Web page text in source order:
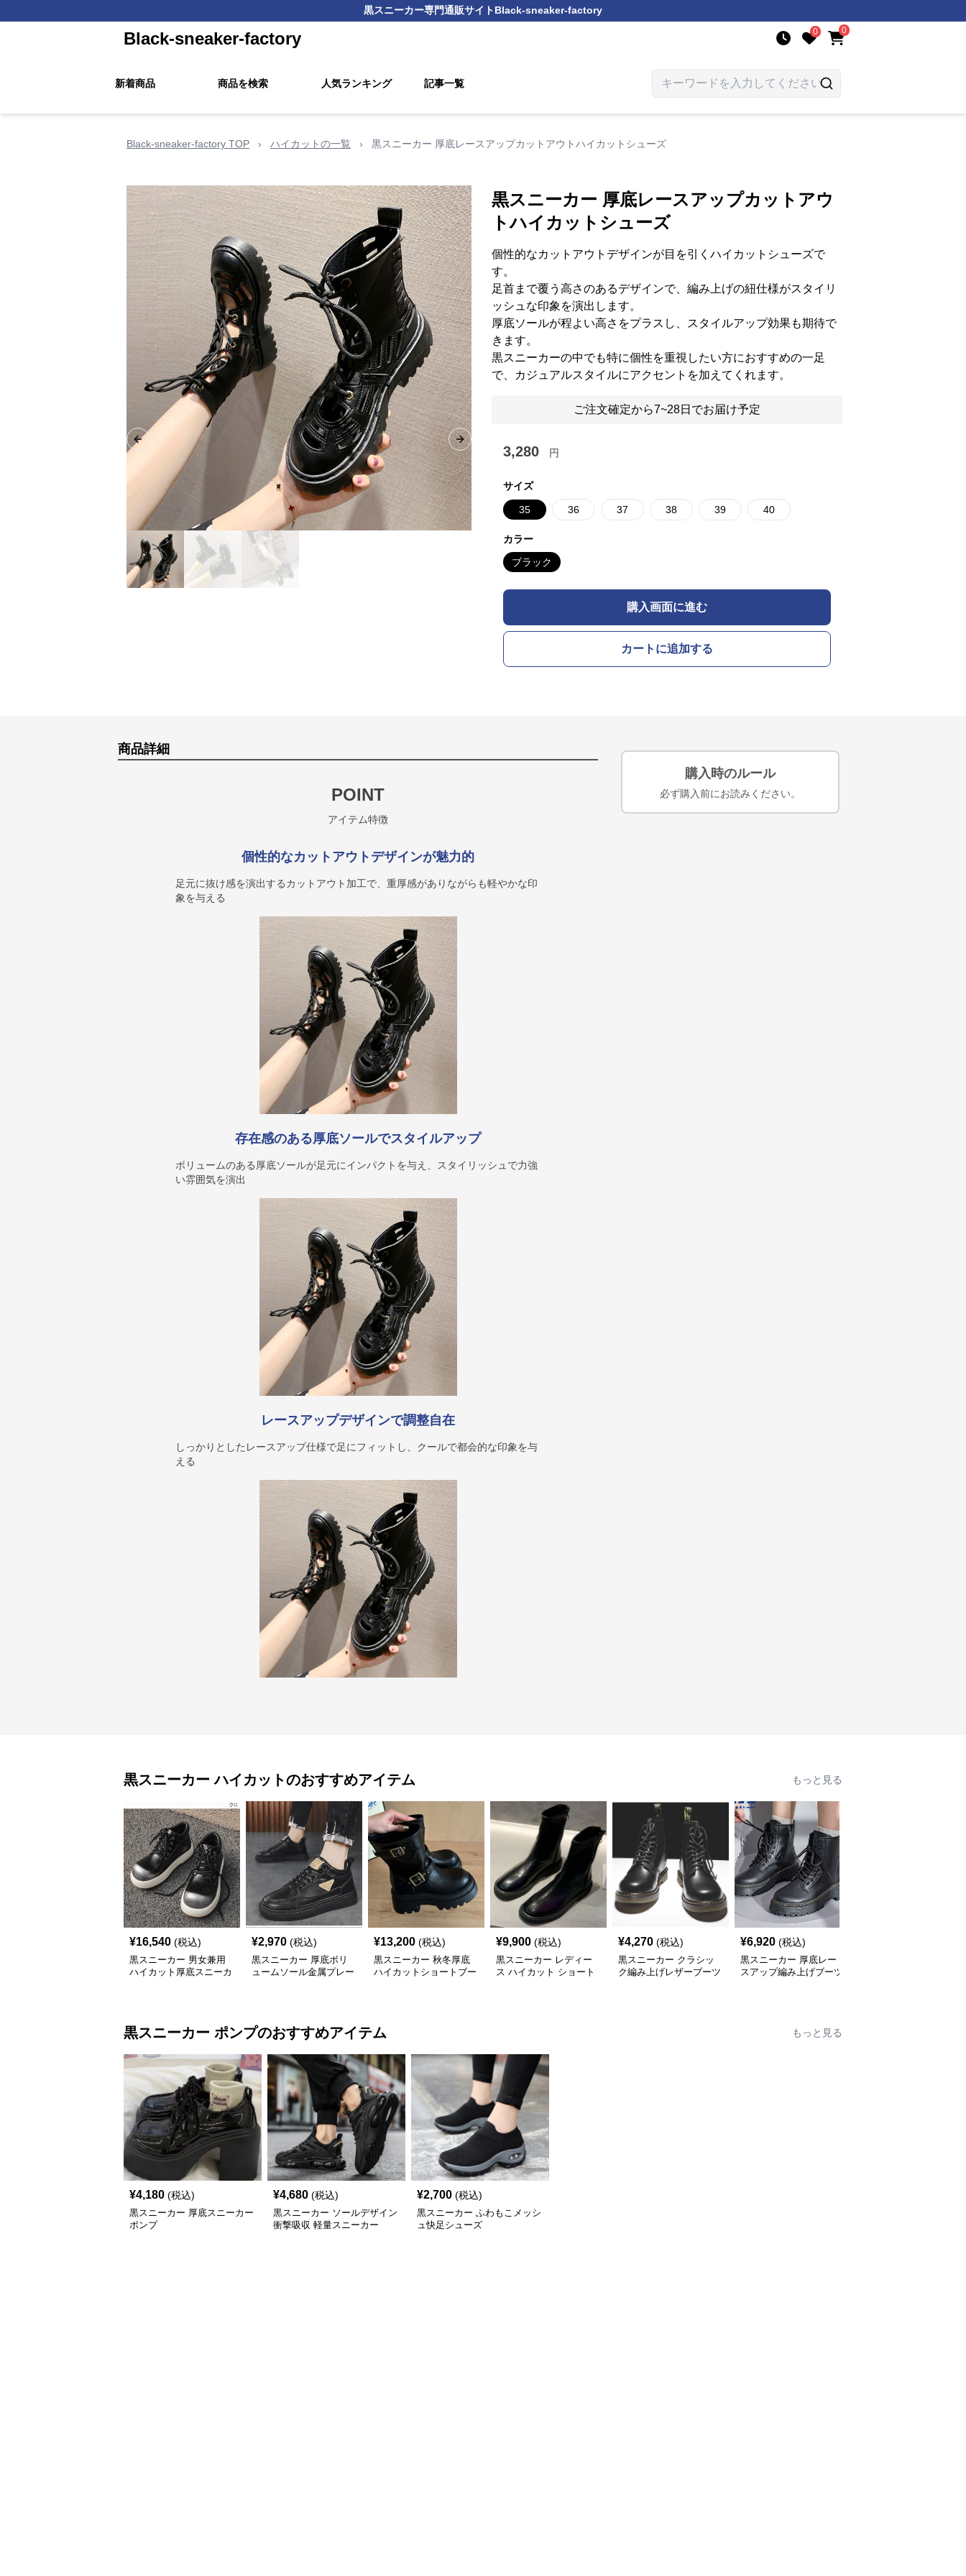
黒スニーカー専門通販サイトBlack-sneaker-factory
Black-sneaker-factory 0 0
新着商品 商品を検索 人気ランキング 記事一覧
Black-sneaker-factory TOP › ハイカットの一覧 › 黒スニーカー 厚底レースアップカットアウトハイカットシューズ
Previous slide Next slide
黒スニーカー 厚底レースアップカットアウ
トハイカットシューズ
個性的なカットアウトデザインが目を引くハイカットシューズで
す。
足首まで覆う高さのあるデザインで、編み上げの紐仕様がスタイリ
ッシュな印象を演出します。
厚底ソールが程よい高さをプラスし、スタイルアップ効果も期待で
きます。
黒スニーカーの中でも特に個性を重視したい方におすすめの一足
で、カジュアルスタイルにアクセントを加えてくれます。
ご注文確定から7~28日でお届け予定
3,280 円
サイズ
35 36 37 38 39 40
カラー
ブラック
購入画面に進む
カートに追加する
商品詳細
POINT
アイテム特徴
個性的なカットアウトデザインが魅力的
足元に抜け感を演出するカットアウト加工で、重厚感がありながらも軽やかな印
象を与える
存在感のある厚底ソールでスタイルアップ
ボリュームのある厚底ソールが足元にインパクトを与え、スタイリッシュで力強
い雰囲気を演出
レースアップデザインで調整自在
しっかりとしたレースアップ仕様で足にフィットし、クールで都会的な印象を与
える
購入時のルール
必ず購入前にお読みください。
黒スニーカー ハイカットのおすすめアイテム もっと見る
¥16,540 (税込)
黒スニーカー 男女兼用
ハイカット厚底スニーカ
¥2,970 (税込)
黒スニーカー 厚底ボリ
ュームソール金属プレー
¥13,200 (税込)
黒スニーカー 秋冬厚底
ハイカットショートブー
¥9,900 (税込)
黒スニーカー レディー
ス ハイカット ショート
¥4,270 (税込)
黒スニーカー クラシッ
ク編み上げレザーブーツ
¥6,920 (税込)
黒スニーカー 厚底レー
スアップ編み上げブーツ
黒スニーカー ポンプのおすすめアイテム もっと見る
¥4,180 (税込)
黒スニーカー 厚底スニーカー
ポンプ
¥4,680 (税込)
黒スニーカー ソールデザイン
衝撃吸収 軽量スニーカー
¥2,700 (税込)
黒スニーカー ふわもこメッシ
ュ快足シューズ